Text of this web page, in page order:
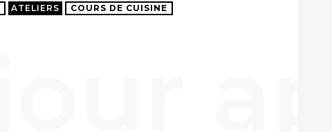
ATELIERS COURS DE CUISINE